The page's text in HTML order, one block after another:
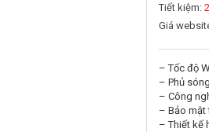
Tiết kiệm:
Giá
– Tốc độ
– Phủ
– Công
– Bảo mật
– Thiết kế